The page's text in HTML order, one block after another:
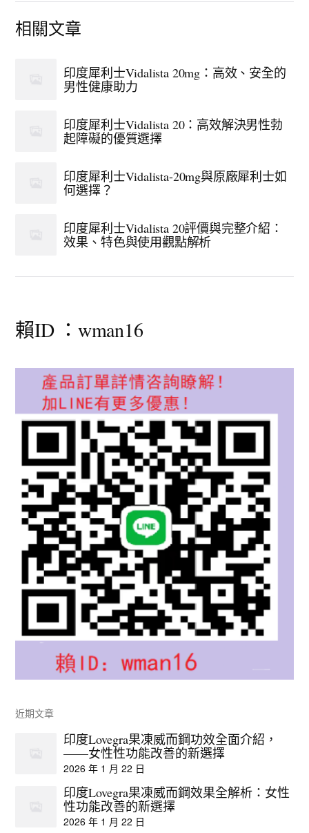
相關文章
印度犀利士Vidalista 20mg：高效、安全的
男性健康助力
印度犀利士Vidalista 20：高效解決男性勃
起障礙的優質選擇
印度犀利士Vidalista-20mg與原廠犀利士如
何選擇？
印度犀利士Vidalista 20評價與完整介紹：
效果、特色與使用觀點解析
賴ID ：wman16
近期文章
印度Lovegra果凍威而鋼功效全面介紹，
——女性性功能改善的新選擇
2026 年 1 月 22 日
印度Lovegra果凍威而鋼效果全解析：女性
性功能改善的新選擇
2026 年 1 月 22 日